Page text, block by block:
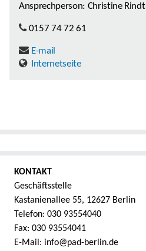
Ansprechperson: Christine Rindt
0157 74 72 61
E-mail
Internetseite
KONTAKT
Geschäftsstelle
Kastanienallee 55, 12627 Berlin
Telefon: 030 93554040
Fax: 030 93554041
E-Mail: info@pad-berlin.de